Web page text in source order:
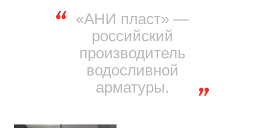
«АНИ пласт» —
российский
производитель
водосливной
арматуры.